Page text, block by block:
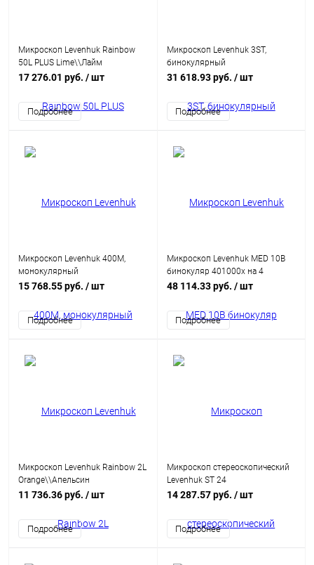
Микроскоп Levenhuk Rainbow
50L PLUS Lime\\Лайм
17 276.01 руб. / шт
Подробнее
Микроскоп Levenhuk 3ST,
бинокулярный
31 618.93 руб. / шт
Подробнее
Микроскоп Levenhuk 400M,
монокулярный
15 768.55 руб. / шт
Подробнее
Микроскоп Levenhuk MED 10B
бинокуляр 401000x на 4
объектива белый
48 114.33 руб. / шт
Подробнее
Микроскоп Levenhuk Rainbow 2L
Orange\\Апельсин
11 736.36 руб. / шт
Подробнее
Микроскоп стереоскопический
Levenhuk ST 24
14 287.57 руб. / шт
Подробнее